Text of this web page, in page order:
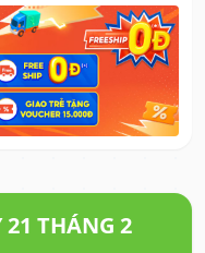
21 THÁNG 2